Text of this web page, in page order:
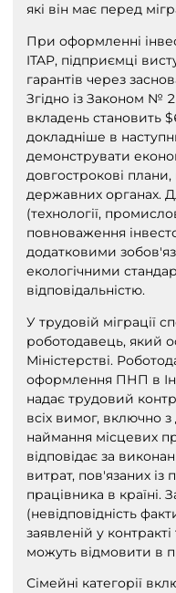
які він має перед
При оформленні
ITAP, підприємці
гарантів через
Згідно із Законом №
вкладень становить
докладніше в
демонструвати
довгострокові
державних органах.
(технології,
повноваження
додатковими
екологічними
відповідальністю.
У трудовій міграції
роботодавець, який
Міністерстві.
оформлення ПНП в
надає трудовий
всіх вимог, включно
наймання місцевих
відповідає за
витрат, пов'язаних
працівника в країні.
(невідповідність
заявленій у
можуть відмовити в
Сімейні категорії